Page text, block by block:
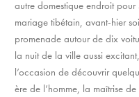
autre domestique endroit
mariage tibétain, avant-hier
promenade autour de dix
la nuit de la ville aussi
l’occasion de découvrir
ère de l’homme, la maîtrise